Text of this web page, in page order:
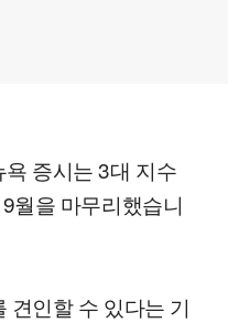
증시는 3대 지수
월을 마무리했습니
견인할 수 있다는 기